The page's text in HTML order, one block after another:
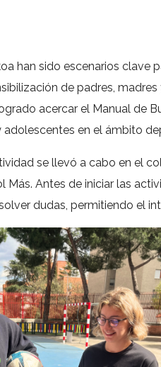
han sido escenarios clave
de padres,
acercar el Manual de
adolescentes en el ámbito
se llevó a cabo en el
Más. Antes de iniciar las
dudas, permitiendo el